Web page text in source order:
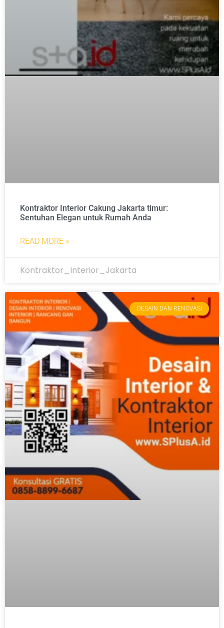
Kontraktor Interior Cakung Jakarta timur:
Sentuhan Elegan untuk Rumah Anda
READ MORE »
Kontraktor_Interior_Jakarta
DESAIN DAN RENOVASI